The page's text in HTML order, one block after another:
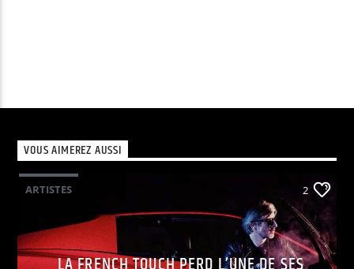
VOUS AIMEREZ AUSSI
ARTISTES 2